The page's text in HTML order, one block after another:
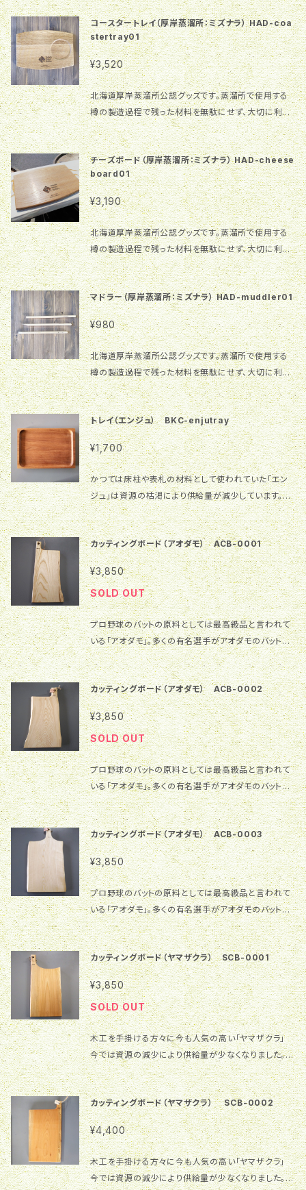
直径約7.5㎝～10㎝、厚さ約1㎝ 特 徴：厚岸蒸溜所の
ロゴマークがレーザー彫刻で加工されています 厚岸ウ
イスキーのマークのみで数量限定となります。
デザインが変更となる場合がございます 【ご購入の
前にご確認お願いします】 1.画像の商品とお届けする
商品は同じものではありません。サイズ、形状、色合い
や木目模様等が違いますことをご理解ください。 2.一
つ一つ手作業で製作しています。形やサイズが異なるこ
とがありますことをご理解ください。 3.一枚板を使用し
ているため、反りや割れが入る場合があります。木が生
きていると感じお付き合いいただけると幸いです。 4.運
送方法の選択時にご注意頂きたい事！！ コースターの
み購入の場合はネコポス便、他の商品と同時購入の場
合はコンパクト又はヤマト便60をお選びください。 一
度に購入可能枚数は一枚とさせていただきます。 【ご
使用上の注意】 1.本商品の表面はウレタン塗装で仕上
げています。防水効果のある塗装ですが、レーザー加工
されている部分は無塗装のため、長年にわたり使用し
ていると塗装剝がれが発生する場合がありますのでご
注意ください。又、皮の部分は強度が弱いため使用と共
に欠ける可能性があります。 2.お手入れの時は水で軽
く洗い、乾いた布で素早く拭いて乾かしてください。水の
中に長く浸けると木が劣化する原因になります。 3.食
器乾燥機の使用はおやめください。変形しますので、自
然乾燥でお願いします。
ル厚岸産のウイスキー」に必要な厚岸産のミズナラ材
です。将来発売されるこの樽で熟成されたウイスキーと
時を同じく成長し味わい深くなる当商品は、厚岸蒸溜所
ファンは勿論のことウイスキーファンにとっても興味深
いものとなるでしょう！！ 1枚あたりの価格です。 樹
種：北海道厚岸産ミズナラ 仕上げ：オスモカラー サイ
ズ：縦横約10㎝、厚さ約1㎝ 特 徴：樽の形をイメージ
した形状です 厚岸蒸溜所のロゴマークがレ
ーザー彫刻で加工されています（ロゴマークのデザイ
ン が新しくなり
ました。画像のロゴと違う場合があります、ご了承くだ
さい） 【ご購入の前にご確認お願いします】 1.画像の商
品とお届けする商品は同じものではありません。色合
いや木目模様等が違いますことをご理解ください。 2.
一つ一つ手作業で製作しています。形やサイズが異なる
ことがありますことをご理解ください。 3.一枚板を使用
しているため、反りや割れが入る場合があります。木が
生きていると感じお付き合いいただけると幸いです。 4.
運送方法の選択時にご注意頂きたい事！！ 同一商品
を5枚以上ご購入又は他の商品も同時にご購入の場合
はヤマト運輸ネコポスを選択せずに宅急便コンパクト
又はヤマト宅急便を選択してください！！ネコポスでは
規格外のため発送できません。 【ご使用上の注意】 1.本
商品の表面は自然塗料（オスモカラー）で仕上げていま
す。木本来の風合いをお楽しみいただく塗装ですが、水
滴が付くとシミになりやすく、キズも付きやすいのでご
注意ください。 2.お手入れの時は水で軽く洗い、乾いた
布で素早く拭いて乾かしてください。水の中に長く浸け
ると木が劣化する原因になります。 3.食器乾燥機の使
用はおやめください。変形しますので、自然乾燥でお願
いします。
コースタートレイ（厚岸蒸溜所：ミズナラ） HAD-coa
stertray01
¥3,520
北海道厚岸蒸溜所公認グッズです。蒸溜所で使用する
樽の製造過程で残った材料を無駄にせず、大切に利用
して商品にしました。当蒸溜所が目標としている「オー
ル厚岸産のウイスキー」に必要な厚岸産のミズナラ材
です。将来発売されるこの樽で熟成されたウイスキーと
時を同じく成長し味わい深くなる当商品は、厚岸蒸溜所
ファンは勿論のことウイスキーファンにとっても興味深
いものとなるでしょう！！ 1枚あたりの価格です。 樹
種：北海道厚岸産ミズナラ 仕上げ：クルミオイル サイ
ズ：横22㎝×縦約15㎝×厚約1㎝ 特 徴：形状は樽の形
をイメージしています 下部中央に蒸溜所のロゴマーク
が入っています。 ロゴマークが画像のマークとは違う
場合があります。新しいロゴマークに変更になっており
ます。随時新しいロゴマークに変更してまいります。 コ
ースター部分の凹みが右側にあるパターンと左側にあ
るパターンがございます。どちらかをお選びください。
【ご購入の前にご確認お願いします】 1.画像の商品と
お届けする商品は同じものではありません。色合いや
木目模様等が違いますことをご理解ください。 2.一つ
一つ手作業で製作しています。形やサイズが異なること
がありますことをご理解ください。 3.一枚板を使用して
いるため、反りや割れが入る場合があります。木が生き
ていると感じお付き合いいただけると幸いです。 4.運
送方法の選択時にご注意頂きたい事！！ 同一商品を
複数枚又は他の商品も同時にご購入の場合はヤマト
運輸ネコポスを選択せずに宅急便コンパクトを選択し
てください！！ ネコポスは本商品を一枚ご購入の時
のみに選択してください！！ 【ご使用上の注意】 1.本商
品の表面はクルミオイル塗装で仕上げています。木本
来の風合いをお楽しみいただく塗装ですが、水滴が付く
とシミになりやすく、キズも付きやすいのでご注意くださ
い。 2.お手入れの時は水で軽く洗い、乾いた布で素早く
拭いて乾かしてください。水の中に長く浸けると木が劣
化する原因になります。 3.食器乾燥機の使用はおやめ
ください。変形しますので、自然乾燥でお願いします。
チーズボード（厚岸蒸溜所：ミズナラ） HAD-cheese
board01
¥3,190
北海道厚岸蒸溜所公認グッズです。蒸溜所で使用する
樽の製造過程で残った材料を無駄にせず、大切に利用
して商品にしました。当蒸溜所が目標としている「オー
ル厚岸産のウイスキー」に必要な厚岸産のミズナラ材
です。将来発売されるこの樽で熟成されたウイスキーと
時を同じく成長し味わい深くなる当商品は、厚岸蒸溜所
ファンは勿論のことウイスキーファンにとっても興味深
いものとなるでしょう！！ 1枚あたりの価格です。 樹
種：厚岸産ミズナラ 仕上げ：クルミオイル サイズ：横22
㎝×縦15.5㎝×厚約1㎝ 特 徴：形状は樽の形をイメー
ジしています ロゴマークが新しくなりました。
画像のマークとは違うデザインに随時更新していきま
すので、ご了承ください 【ご購入の前にご確認お願いし
ます】 1.画像の商品とお届けする商品は同じものでは
ありません。色合いや木目模様等が違いますことをご理
解ください。 2.一つ一つ手作業で製作しています。形や
サイズが異なることがありますことをご理解ください。
3.一枚板を使用しているため、反りや割れが入る場合
があります。木が生きていると感じお付き合いいただけ
ると幸いです。 4.運送方法の選択時にご注意頂きたい
事！！ 同一商品を複数枚又は他の商品も同時にご購
入の場合はヤマト運輸ネコポスを選択せずに宅急便コ
ンパクトを選択してください！！ ネコポスは本商品を
一枚ご購入の時のみに選択してください！！ 【ご使用上
の注意】 1.本商品の表面はクルミオイル塗装で仕上げ
ています。木本来の風合いをお楽しみいただく塗装です
が、水滴が付くとシミになりやすく、キズも付きやすいの
でご注意ください。 2.お手入れの時は水で軽く洗い、乾
いた布で素早く拭いて乾かしてください。水の中に長く
浸けると木が劣化する原因になります。 3.食器乾燥機
の使用はおやめください。変形しますので、自然乾燥で
お願いします。
マドラー（厚岸蒸溜所：ミズナラ） HAD-muddler01
¥980
北海道厚岸蒸溜所公認グッズです。蒸溜所で使用する
樽の製造過程で残った材料を無駄にせず、大切に利用
して商品にしました。当蒸溜所が目標としている「オー
ル厚岸産のウイスキー」に必要な厚岸産のミズナラ材
です。将来発売されるこの樽で熟成されたウイスキーと
時を同じく成長し味わい深くなる当商品は、厚岸蒸溜所
ファンは勿論のことウイスキーファンにとっても興味深
いものとなるでしょう！！ 一本あたりの価格です。 樹
種：厚岸産ミズナラ 仕上げ：無塗装 サイズ：長さ21㎝×
太さ約1㎝ ロゴマークが新しいデザインになりました。
画像のマークと違う場合がありますが、ご了承くださ
い。 【ご購入の前にご確認お願いします】 1.画像の商品
とお届けする商品は同じものではありません。色合い
や木目模様等が違いますことをご理解ください。 2.一
つ一つ手作業で製作しています。形やサイズが異なるこ
とがありますことをご理解ください。 3.一枚板を使用し
ているため、反りや割れが入る場合があります。木が生
きていると感じお付き合いいただけると幸いです。 【ご
使用上の注意】 1.本商品の表面は無塗装で仕上げてい
ます。飲料水に直接触れることと、木本来の風合いをお
楽しみいただく目的ですが、水滴が付くとシミになりや
すく、且つキズも付きやすいのでご注意ください。又使用
開始当初は表面が水分に触れたことによりザラザラと
毛羽立ちます。数回のご利用で落ち着きます。 2.お手入
れの時は水で軽く洗い、乾いた布で素早く拭いて乾かし
てください。水の中に長く浸けると木が劣化する原因に
なります。 3.食器乾燥機の使用はおやめください。変形
しますので、自然乾燥でお願いします。
トレイ（エンジュ） BKC-enjutray
¥1,700
かつては床柱や表札の材料として使われていた「エン
ジュ」は資源の枯渇により供給量が減少しています。そ
んな希少な材料を大切に利用してトレイを製作してみ
ました。 樹 種：エンジュ 仕上げ：オスモカラー サイ
ズ：横23㎝×縦15.9㎝×厚1.5㎝（内寸：横21.3㎝×縦1
4.8㎝×深さ0.9㎝） 【ご購入の前にご確認お願いしま
す】 1.画像の商品とお届けする商品は同じものではあ
りません。色合いや木目模様等が違いますことをご理解
ください。 2.一つ一つ手作業で製作しています。形やサ
イズが異なることがありますことをご理解ください。 3.
一枚板を使用しているため、反りや割れが入る場合が
あります。木が生きていると感じお付き合いいただける
と幸いです。 4.運送方法の選択時にご注意頂きたい
事！！ 同一商品を複数枚又は他の商品も同時にご購
入の場合はヤマト運輸ネコポスを選択せずに宅急便コ
ンパクトを選択してください！！ ネコポスは本商品を
一枚ご購入の時のみに選択してください！！ 本商品
を3枚以上又は他の商品を合わせて3枚以上になる場
合はヤマト宅急便60サイズをお選びください。 【ご使
用上の注意】 1.本商品の表面は自然塗料（オスモカラ
ー）で仕上げています。木本来の風合いをお楽しみいた
だく塗装ですが、水滴が付くとシミになりやすく、キズも
付きやすいのでご注意ください。 2.お手入れの時は水
で軽く洗い、乾いた布で素早く拭いて乾かしてください。
水の中に長く浸けると木が劣化する原因になります。
3.食器乾燥機の使用はおやめください。変形しますの
で、自然乾燥でお願いします。
カッティングボード（アオダモ） ACB-0001
¥3,850
SOLD OUT
プロ野球のバットの原料としては最高級品と言われて
いる「アオダモ」。多くの有名選手がアオダモのバットを
使用していました。今では資源の減少により供給ができ
なくなり、アオダモのバットを使用している選手はいま
せん。 そんな希少なバットとしては使えない材料を大
切に保管していた中から、今回はカッティングボードを
製作してみました。 樹 種：厚岸産アオダモ 仕上げ：ク
ルミオイル サイズ：縦34㎝（取手を含めて）×横16.7㎝
×厚1.5㎝ 特 徴：一般的に「アオダモ」という木材を簡
単に入手することはできません。それだけ珍しい木材で
あることは間違いありません。 【ご購入の前にご確認
お願いします】 1.画像の商品を実際にお届けします。色
合いや雰囲気等が違って見える場合がありますことを
ご理解ください。 2.一つ一つ手作業で製作しています。
形やサイズが異なることがありますことをご理解くださ
い。 3.一枚板を使用しているため、反りや割れが入る場
合があります。木が生きていると感じお付き合いいただ
けると幸いです。 【ご使用上の注意】 1.本商品の表面は
クルミオイル塗装で仕上げています。木本来の風合いを
お楽しみいただく塗装ですが、水滴が付くとシミになり
やすく、キズも付きやすいのでご注意ください。 2.お手
入れの時は水で軽く洗い、乾いた布で素早く拭いて乾か
してください。水の中に長く浸けると木が劣化する原因
になります。 3.食器乾燥機の使用はおやめください。変
形しますので、自然乾燥でお願いします。
カッティングボード（アオダモ） ACB-0002
¥3,850
SOLD OUT
プロ野球のバットの原料としては最高級品と言われて
いる「アオダモ」。多くの有名選手がアオダモのバットを
使用していました。今では資源の減少により供給ができ
なくなり、アオダモのバットを使用している選手はいま
せん。 そんな希少なバットとしては使えない材料を大
切に保管していた中から、今回はカッティングボードを
製作してみました。 樹 種：厚岸産アオダモ 仕上げ：ク
ルミオイル サイズ：縦33㎝（取手を含めて）×横15～2
0㎝×厚1.9㎝ 特 徴：一般的に「アオダモ」という木材
を簡単に入手することはできません。それだけ珍しい木
材であることは間違いありません。 【ご購入の前にご確
認お願いします】 1.画像の商品を実際にお届けいたし
ます。色合いや雰囲気等が違って見える場合があります
ことをご理解ください。 2.一つ一つ手作業で製作してい
ます。形やサイズが異なることがありますことをご理解
ください。 3.一枚板を使用しているため、反りや割れが
入る場合があります。木が生きていると感じお付き合い
いただけると幸いです。 【ご使用上の注意】 1.本商品の
表面はクルミオイル塗装で仕上げています。木本来の
風合いをお楽しみいただく塗装ですが、水滴が付くとシ
ミになりやすく、キズも付きやすいのでご注意ください。
2.お手入れの時は水で軽く洗い、乾いた布で素早く拭い
て乾かしてください。水の中に長く浸けると木が劣化す
る原因になります。 3.食器乾燥機の使用はおやめくだ
さい。変形しますので、自然乾燥でお願いします。
カッティングボード（アオダモ） ACB-0003
¥3,850
プロ野球のバットの原料としては最高級品と言われて
いる「アオダモ」。多くの有名選手がアオダモのバットを
使用していました。今では資源の減少により供給ができ
なくなり、アオダモのバットを使用している選手はいま
せん。 そんな希少なバットとしては使えない材料を大
切に保管していた中から、今回はカッティングボードを
製作してみました。 樹 種：厚岸産アオダモ 仕上げ：ク
ルミオイル サイズ：縦35㎝（取手を含めて）×横19㎝×
厚1.6㎝ 特 徴：一般的に「アオダモ」という木材を簡
単に入手することはできません。それだけ珍しい木材で
あることは間違いありません。北海道の太平洋側の一
部にしか生息していません。 【ご購入の前にご確認お
願いします】 1.画像の商品を実際にお届けいたします。
色合いや雰囲気等が違って見える場合がありますこと
をご理解ください。 2.一つ一つ手作業で製作していま
す。形やサイズが異なることがありますことをご理解く
ださい。 3.一枚板を使用しているため、反りや割れが入
る場合があります。木が生きていると感じお付き合いい
カッティングボード（ヤマザクラ） SCB-0001
¥3,850
SOLD OUT
木工を手掛ける方々に今も人気の高い「ヤマザクラ」
今では資源の減少により供給量が少なくなりました。
表札の材料としても今だに使われております。 そんな
希少な材料を大切に保管してあった中から、今回はカ
ッティングボードを製作してみました。 樹 種：ヤマザ
クラ 仕上げ：クルミオイル サイズ：縦35㎝（取手を含め
て）×横17.3㎝×厚2.3㎝ 【ご購入の前にご確認お願い
します】 1.画像の商品を実際にお届けいたします。色合
いや雰囲気等が違って見える場合がありますことをご
理解ください。 2.一つ一つ手作業で製作しています。形
カッティングボード（ヤマザクラ） SCB-0002
¥4,400
木工を手掛ける方々に今も人気の高い「ヤマザクラ」
今では資源の減少により供給量が少なくなりました。